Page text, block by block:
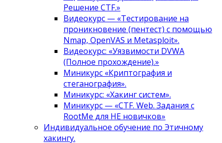
Решение CTF.»
Видеокурс — «Тестирование на
проникновение (пентест) с помощью
Nmap, OpenVAS и Metasploit».
Видеокурс: «Уязвимости DVWA
(Полное прохождение).»
Миникурс «Криптография и
стеганография».
Миникурс: «Хакинг систем».
Миникурс — «CTF. Web. Задания с
RootMe для НЕ новичков»
Индивидуальное обучение по Этичному
хакингу.